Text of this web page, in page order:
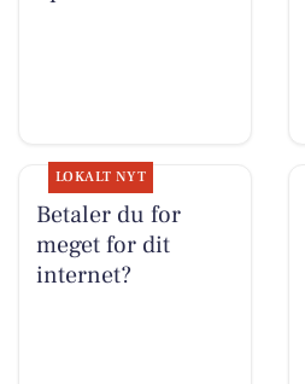
LOKALT NYT
Betaler du for
meget for dit
internet?